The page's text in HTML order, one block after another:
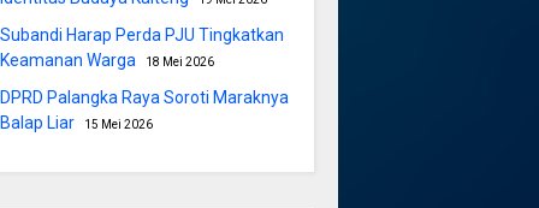
Subandi Harap Perda PJU Tingkatkan
Keamanan Warga
18 Mei 2026
DPRD Palangka Raya Soroti Maraknya
Balap Liar
15 Mei 2026